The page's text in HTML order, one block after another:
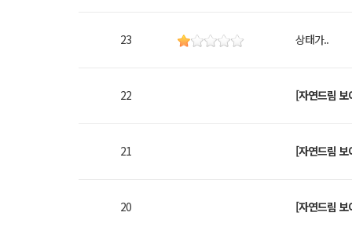
23 상태가..
22 [자연드림 보
21 [자연드림 보
20 [자연드림 보